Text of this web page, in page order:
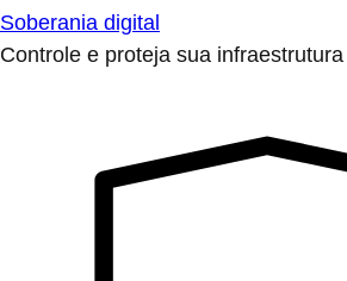
Soberania digital
Controle e proteja sua